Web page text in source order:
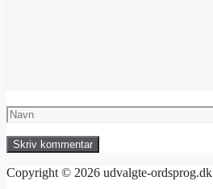
Navn
Copyright © 2026 udvalgte-ordsprog.dk